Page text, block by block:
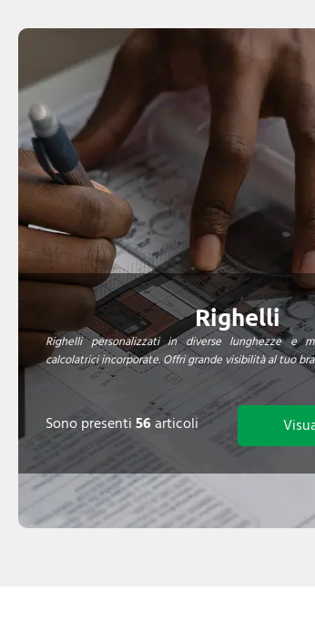
Righelli
Righelli personalizzati in diverse lunghezze e
calcolatrici incorporate. Offri grande visibilità al tuo
Sono presenti56articoli